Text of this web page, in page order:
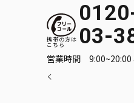
03-
営業時間 9:00~20:00